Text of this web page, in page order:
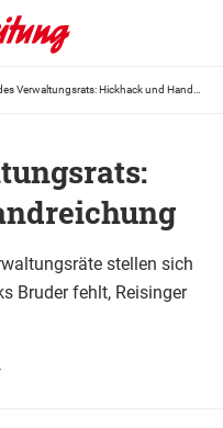
stellen sich
Bruder fehlt, Reisinger